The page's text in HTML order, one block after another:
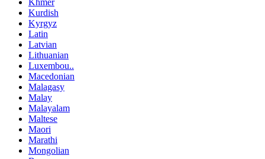
Kurdish
Kyrgyz
Latin
Latvian
Lithuanian
Luxembou..
Macedonian
Malagasy
Malay
Malayalam
Maltese
Maori
Marathi
Mongolian